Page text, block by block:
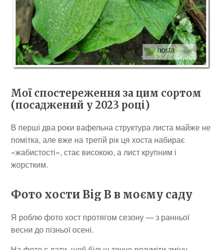
Мої спостереження за цим сортом
(посаджений у 2023 році)
В перші два роки вафельна структура листа майже не
помітка, але вже на третій рік ця хоста набирає
«жабистості», стає високою, а лист крупним і
жорстким.
Фото хости Big B в моєму саду
Я роблю фото хост протягом сезону — з ранньої
весни до пізньої осені.